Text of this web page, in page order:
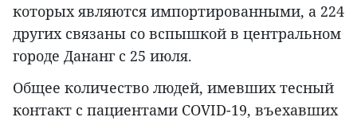
которых являются импортированными, а 224
других связаны со вспышкой в центральном
городе Дананг с 25 июля.
Общее количество людей, имевших тесный
контакт с пациентами COVID-19, въехавших